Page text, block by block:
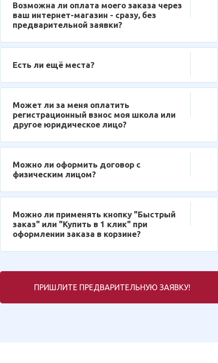
Возможна ли оплата моего заказа через
ваш интернет-магазин - сразу, без
предварительной заявки?
Есть ли ещё места?
Может ли за меня оплатить
регистрационный взнос моя школа или
другое юридическое лицо?
Можно ли оформить договор с
физическим лицом?
Можно ли применять кнопку "Быстрый
заказ" или "Купить в 1 клик" при
оформлении заказа в корзине?
ПРИШЛИТЕ ПРЕДВАРИТЕЛЬНУЮ ЗАЯВКУ!